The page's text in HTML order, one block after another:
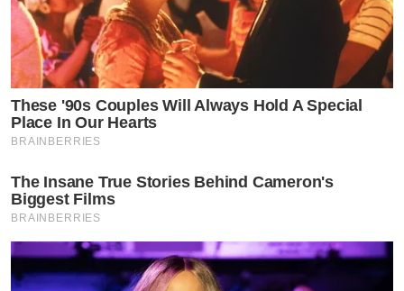
These '90s Couples Will Always Hold A Special
Place In Our Hearts
BRAINBERRIES
The Insane True Stories Behind Cameron's
Biggest Films
BRAINBERRIES